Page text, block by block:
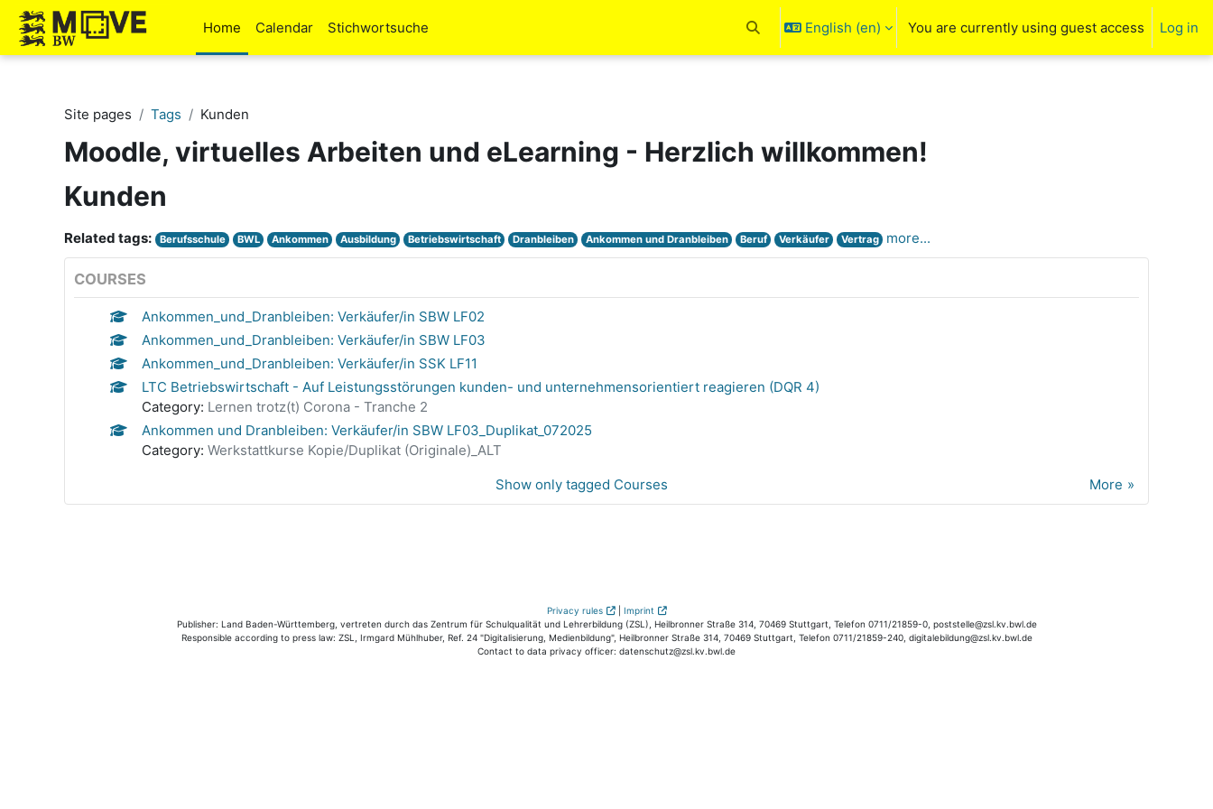
Skip to main content
Home
Calendar Stichwortsuche Toggle search input
English ‎(en)‎ You are currently using guest access Log in
Site pages Tags Kunden
Moodle, virtuelles Arbeiten und eLearning - Herzlich willkommen!
Kunden
Related tags: Berufsschule BWL Ankommen Ausbildung Betriebswirtschaft Dranbleiben Ankommen und Dranbleiben Beruf Verkäufer Vertrag more...
COURSES
Ankommen_und_Dranbleiben: Verkäufer/in SBW LF02
Ankommen_und_Dranbleiben: Verkäufer/in SBW LF03
Ankommen_und_Dranbleiben: Verkäufer/in SSK LF11
LTC Betriebswirtschaft - Auf Leistungsstörungen kunden- und unternehmensorientiert reagieren (DQR 4)
Category: Lernen trotz(t) Corona - Tranche 2
Ankommen und Dranbleiben: Verkäufer/in SBW LF03_Duplikat_072025
Category: Werkstattkurse Kopie/Duplikat (Originale)_ALT
More
Show only tagged Courses
Privacy rules | Imprint
Publisher: Land Baden-Württemberg, vertreten durch das Zentrum für Schulqualität und Lehrerbildung (ZSL), Heilbronner Straße 314, 70469 Stuttgart, Telefon 0711/21859-0, poststelle@zsl.kv.bwl.de
Responsible according to press law: ZSL, Irmgard Mühlhuber, Ref. 24 "Digitalisierung, Medienbildung", Heilbronner Straße 314, 70469 Stuttgart, Telefon 0711/21859-240, digitalebildung@zsl.kv.bwl.de
Contact to data privacy officer: datenschutz@zsl.kv.bwl.de